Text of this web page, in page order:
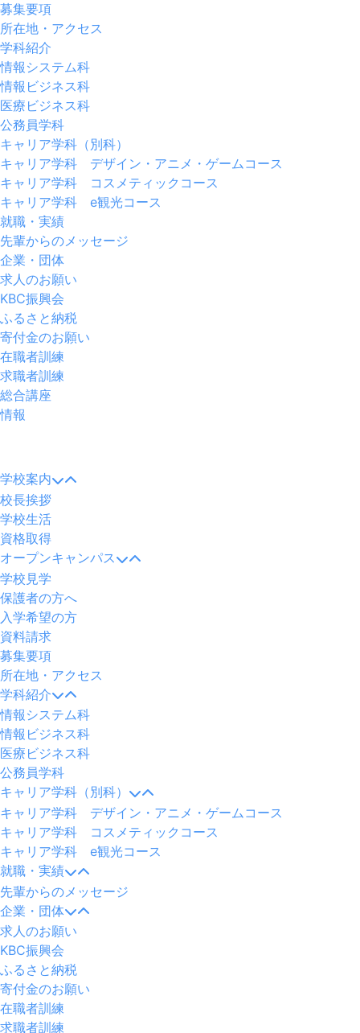
募集要項
所在地・アクセス
学科紹介
情報システム科
情報ビジネス科
医療ビジネス科
公務員学科
キャリア学科（別科）
キャリア学科 デザイン・アニメ・ゲームコース
キャリア学科 コスメティックコース
キャリア学科 e観光コース
就職・実績
先輩からのメッセージ
企業・団体
求人のお願い
KBC振興会
ふるさと納税
寄付金のお願い
在職者訓練
求職者訓練
総合講座
情報
ニ
ュ
ー
学校案内
校長挨拶
学校生活
資格取得
オープンキャンパス
学校見学
保護者の方へ
入学希望の方
資料請求
募集要項
所在地・アクセス
学科紹介
情報システム科
情報ビジネス科
医療ビジネス科
公務員学科
キャリア学科（別科）
キャリア学科 デザイン・アニメ・ゲームコース
キャリア学科 コスメティックコース
キャリア学科 e観光コース
就職・実績
先輩からのメッセージ
企業・団体
求人のお願い
KBC振興会
ふるさと納税
寄付金のお願い
在職者訓練
求職者訓練